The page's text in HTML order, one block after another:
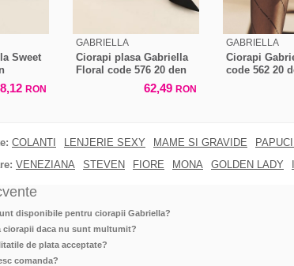
Sweet
RON
GABRIELLA
Ciorapi plasa Gabriella
Floral code 576 20 den
62,49 RON
GABRIELLA
Ciorapi
code 562 20
COLANTI LENJERIE SEXY MAME SI GRAVIDE
VENEZIANA STEVEN FIORE MONA GOLDEN LADY
disponibile pentru ciorapii Gabriella?
ciorapii daca nu sunt multumit?
de plata acceptate?
comanda?